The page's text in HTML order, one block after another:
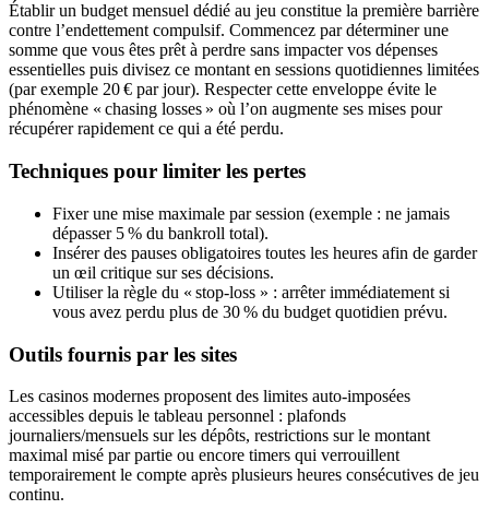
Établir un budget mensuel dédié au jeu constitue la première barrière
contre l’endettement compulsif. Commencez par déterminer une
somme que vous êtes prêt à perdre sans impacter vos dépenses
essentielles puis divisez ce montant en sessions quotidiennes limitées
(par exemple 20 € par jour). Respecter cette enveloppe évite le
phénomène « chasing losses » où l’on augmente ses mises pour
récupérer rapidement ce qui a été perdu.
Techniques pour limiter les pertes
Fixer une mise maximale par session (exemple : ne jamais
dépasser 5 % du bankroll total).
Insérer des pauses obligatoires toutes les heures afin de garder
un œil critique sur ses décisions.
Utiliser la règle du « stop‑loss » : arrêter immédiatement si
vous avez perdu plus de 30 % du budget quotidien prévu.
Outils fournis par les sites
Les casinos modernes proposent des limites auto‑imposées
accessibles depuis le tableau personnel : plafonds
journaliers/mensuels sur les dépôts, restrictions sur le montant
maximal misé par partie ou encore timers qui verrouillent
temporairement le compte après plusieurs heures consécutives de jeu
continu.